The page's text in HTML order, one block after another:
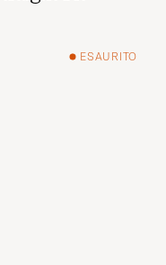
ESAURITO